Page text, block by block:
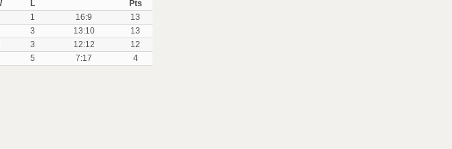
L
Pts
1 16:9
13
3 13:10
13
3 12:12
12
5 7:17 4